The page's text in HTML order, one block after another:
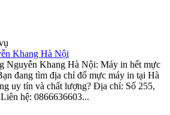
Khang Hà Nội
Nguyễn Khang Hà Nội: Máy in hết mực
đang tìm địa chỉ đổ mực máy in tại Hà
uy tín và chất lượng? Địa chỉ: Số 255,
hệ: 0866636603...